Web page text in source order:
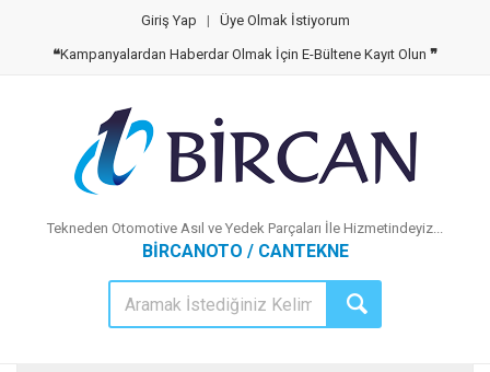
Giriş Yap | Üye Olmak İstiyorum
❝Kampanyalardan Haberdar Olmak İçin E-Bültene Kayıt Olun ❞
Tekneden Otomotive Asıl ve Yedek Parçaları İle Hizmetindeyiz...
BİRCANOTO / CANTEKNE